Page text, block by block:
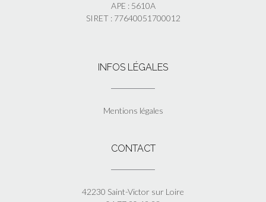
APE : 5610A
SIRET : 77640051700012
INFOS LÉGALES
Mentions légales
CONTACT
42230 Saint-Victor sur Loire